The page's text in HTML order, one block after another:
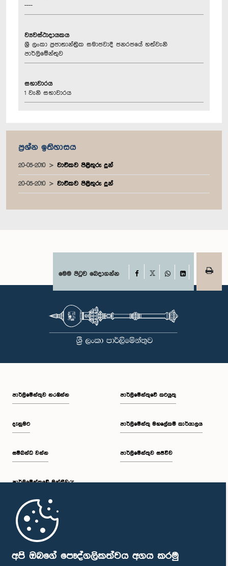
අපි ඔබගේ පෞද්ගලිකත්වය අගය කරමු
----
ව්‍යවස්ථාදායකය
ශ්‍රී ලංකා ප්‍රජාතාන්ත්‍රික සමාජවාදී ජනරජයේ හත්වැනි
පාර්ලිමේන්තුව
සභාවාරය
1 වැනි සභාවාරය
ප්‍රශ්න ඉතිහාසය
20-05-2010 වාචිකව පිළිතුරු දුන්
20-05-2010 වාචිකව පිළිතුරු දුන්
මෙම පිටුව බෙදාගන්න Facebook
WhatsAppLinkedIn
පාර්ලි‌මේන්තුව නරඹන්න
දැනුමට
සම්බන්ධ වන්න
පාර්ලි‌මේන්තුවේ මන්ත්‍රීවරු
මුල් පිටුව
පාර්ලිමේන්තුවේ කටයුතු
පාර්ලිමේන්තු මහලේකම් කාර්යාලය
පාර්ලිමේන්තුව සජීවීව
පාර්ලිමේන්තු ජංගම යෙදුම